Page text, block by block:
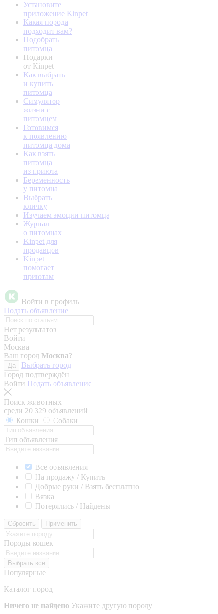
Установите
приложение Kinpet
Какая порода
подходит вам?
Подобрать
питомца
Подарки
от Kinpet
Как выбрать
и купить
питомца
Симулятор
жизни с
питомцем
Готовимся
к появлению
питомца дома
Как взять
питомца
из приюта
Беременность
у питомца
Выбрать
кличку
Изучаем эмоции питомца
Журнал
о питомцах
Kinpet для
продавцов
Kinpet
помогает
приютам
Войти в профиль
Подать объявление
Нет результатов
Войти
Москва
Ваш город Москва?
Да
Выбрать город
Город подтверждён
Войти Подать объявление
Поиск животных
среди 20 329 объявлений
Кошки
Собаки
Тип объявления
Все объявления
На продажу / Купить
Добрые руки / Взять бесплатно
Вязка
Потерялись / Найдены
Сбросить Применить
Породы кошек
Выбрать все
Популярные
Каталог пород
Ничего не найдено Укажите другую породу